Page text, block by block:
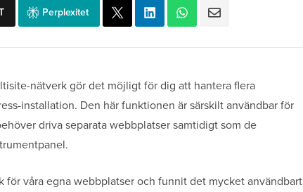
Perplexitet
nätverk gör det möjligt för dig att hantera flera
installation. Den här funktionen är särskilt användbar för
driva separata webbplatser samtidigt som de
våra egna webbplatser och funnit det mycket användbart